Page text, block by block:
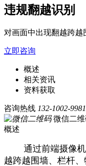
违规翻越识别
对画面中出现翻越跨越
立即咨询
概述
相关资讯
资料获取
咨询热线 132-1002-9981
微信二
概述
通过前端摄像机
越跨越围墙、栏杆、